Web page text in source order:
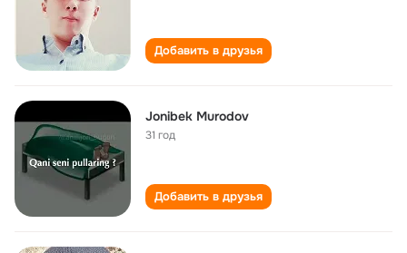
Добавить в друзья
Jonibek Murodov
31 год
Добавить в друзья